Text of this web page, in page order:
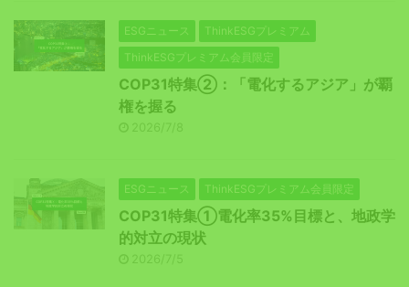
ESGニュース
ThinkESGプレミアム
ThinkESGプレミアム会員限定
COP31特集②：「電化するアジア」が覇
権を握る
2026/7/8
ESGニュース ThinkESGプレミアム会員限定
COP31特集①電化率35%目標と、地政学
的対立の現状
2026/7/5